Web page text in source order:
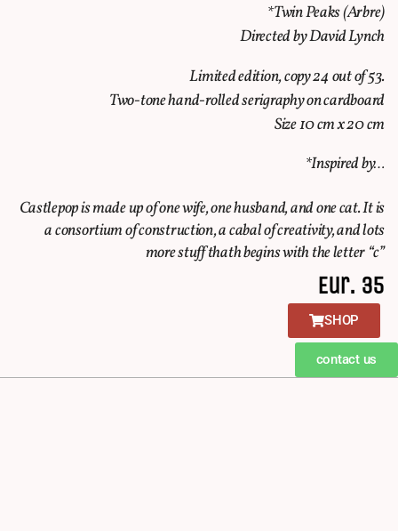
*Twin Peaks (Arbre)
Directed by David Lynch
Limited edition, copy 24 out of 53.
Two-tone hand-rolled serigraphy on cardboard
Size 10 cm x 20 cm
*Inspired by…
Castlepop is made up of one wife, one husband, and one cat. It is
a consortium of construction, a cabal of creativity, and lots
more stuff thath begins with the letter “c”
Eur. 35
SHOP
contact us